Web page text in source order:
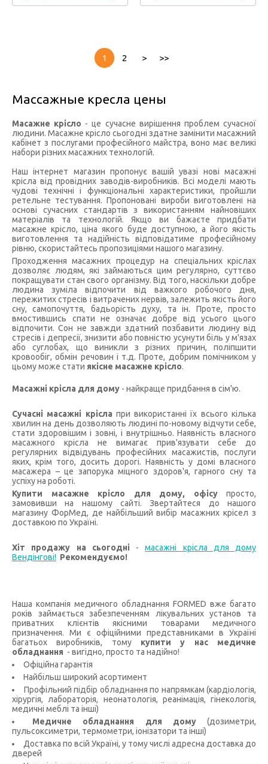
1 2 > >>
Массажные кресла цены
Масажне крісло - це сучасне вирішення проблем сучасної
людини. Масажне крісло сьогодні здатне замінити масажний
кабінет з послугами професійного майстра, воно має великі
набори різних масажних технологій.
Наш інтернет магазин пропонує вашій увазі нові масажні
крісла від провідних заводів-виробників. Всі моделі мають
чудові технічні і функціональні характеристики, пройшли
ретельне тестування. Пропоновані вироби виготовлені на
основі сучасних стандартів з використанням найновіших
матеріалів та технологій. Якщо ви бажаєте придбати
масажне крісло, ціна якого буде доступною, а його якість
виготовлення та надійність відповідатиме професійному
рівню, скористайтесь пропозиціями нашого магазину.
Проходження масажних процедур на спеціальних кріслах
дозволяє людям, які займаються цим регулярно, суттєво
покращувати стан свого організму. Від того, наскільки добре
людина зуміла відпочити від важкого робочого дня,
пережитих стресів і витрачених нервів, залежить якість його
сну, самопочуття, бадьорість духу, та ін. Проте, просто
вмостившись спати не означає добре від усього цього
відпочити. Сон не завжди здатний позбавити людину від
стресів і депресії, знизити або повністю усунути біль у м'язах
або суглобах, що виникли з різних причин, поліпшити
кровообіг, обмін речовин і т.д. Проте, добрим помічником у
цьому може стати якісне масажне крісло.
Масажні крісла для дому - найкраще придбання в сім'ю.
Сучасні масажні крісла при використанні їх всього кілька
хвилин на день дозволяють людині по-новому відчути себе,
стати здоровішим і зовні, і внутрішньо. Наявність власного
масажного крісла не вимагає прив'язувати себе до
регулярних відвідувань професійних масажистів, послуги
яких, крім того, досить дорогі. Наявність у домі власного
масажера – це запорука міцного здоров'я, гарного сну та
успіху на роботі.
Купити масажне крісло для дому, офісупросто,
замовивши на нашому сайті. Звертайтеся до нашого
магазину ФорМед, де найбільший вибір масажних крісел з
доставкою по Україні.
Хіт продажу на сьогодні -масажні крісла для дому
Вендінгові! Рекомендуємо!
Наша компанія медичного обладнання FORMED вже багато
років займається забезпеченням лікувальних установ та
приватних клієнтів якісними товарами медичного
призначення. Ми є офіційними представниками в Україні
багатьох виробників, тому купити у нас медичне
обладнання - вигідно, просто та надійно!
Офіційна гарантія
Найбільш широкий асортимент
Профільний підбір обладнання по напрямкам (кардіологія,
хірургія, лабораторія, неонатологія, реанімація, гінекологія,
медичні меблі та інші)
Медичне обладнання для дому(дозиметри,
пульсоксиметри, термометри, іонізатори та інші)
Доставка по всій Україні, у тому числі адресна доставка до
дверей